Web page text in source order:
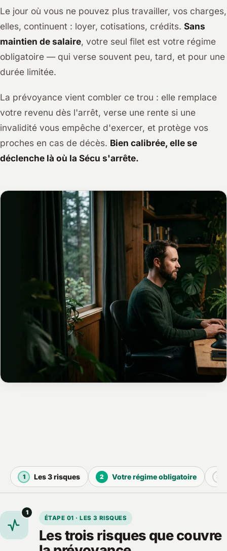
Le jour où vous ne pouvez plus travailler, vos charges,
elles, continuent : loyer, cotisations, crédits. Sans
maintien de salaire, votre seul filet est votre régime
obligatoire — qui verse souvent peu, tard, et pour une
durée limitée.
La prévoyance vient combler ce trou : elle remplace
votre revenu dès l'arrêt, verse une rente si une
invalidité vous empêche d'exercer, et protège vos
proches en cas de décès. Bien calibrée, elle se
déclenche là où la Sécu s'arrête.
1
ÉTAPE 01 · LES 3 RISQUES
Les trois risques que couvre
1 Les 3 risques 2 Votre régime obligatoire 3